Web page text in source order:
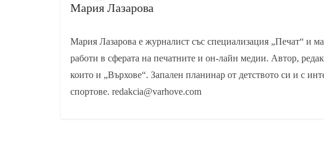
Мария Лазарова
Мария Лазарова е журналист със специализация „Печат“ и
работи в сферата на печатните и он-лайн медии. Автор,
които и „Върхове“. Запален планинар от детството си и с
спортове. redakcia@varhove.com